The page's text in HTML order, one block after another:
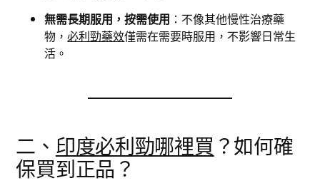
無需長期服用，按需使用 ：不像其他慢性治療藥
物，必利勁藥效僅需在需要時服用，不影響日常生
活。
二、 印度必利勁哪裡買 ？如何確
保買到正品？